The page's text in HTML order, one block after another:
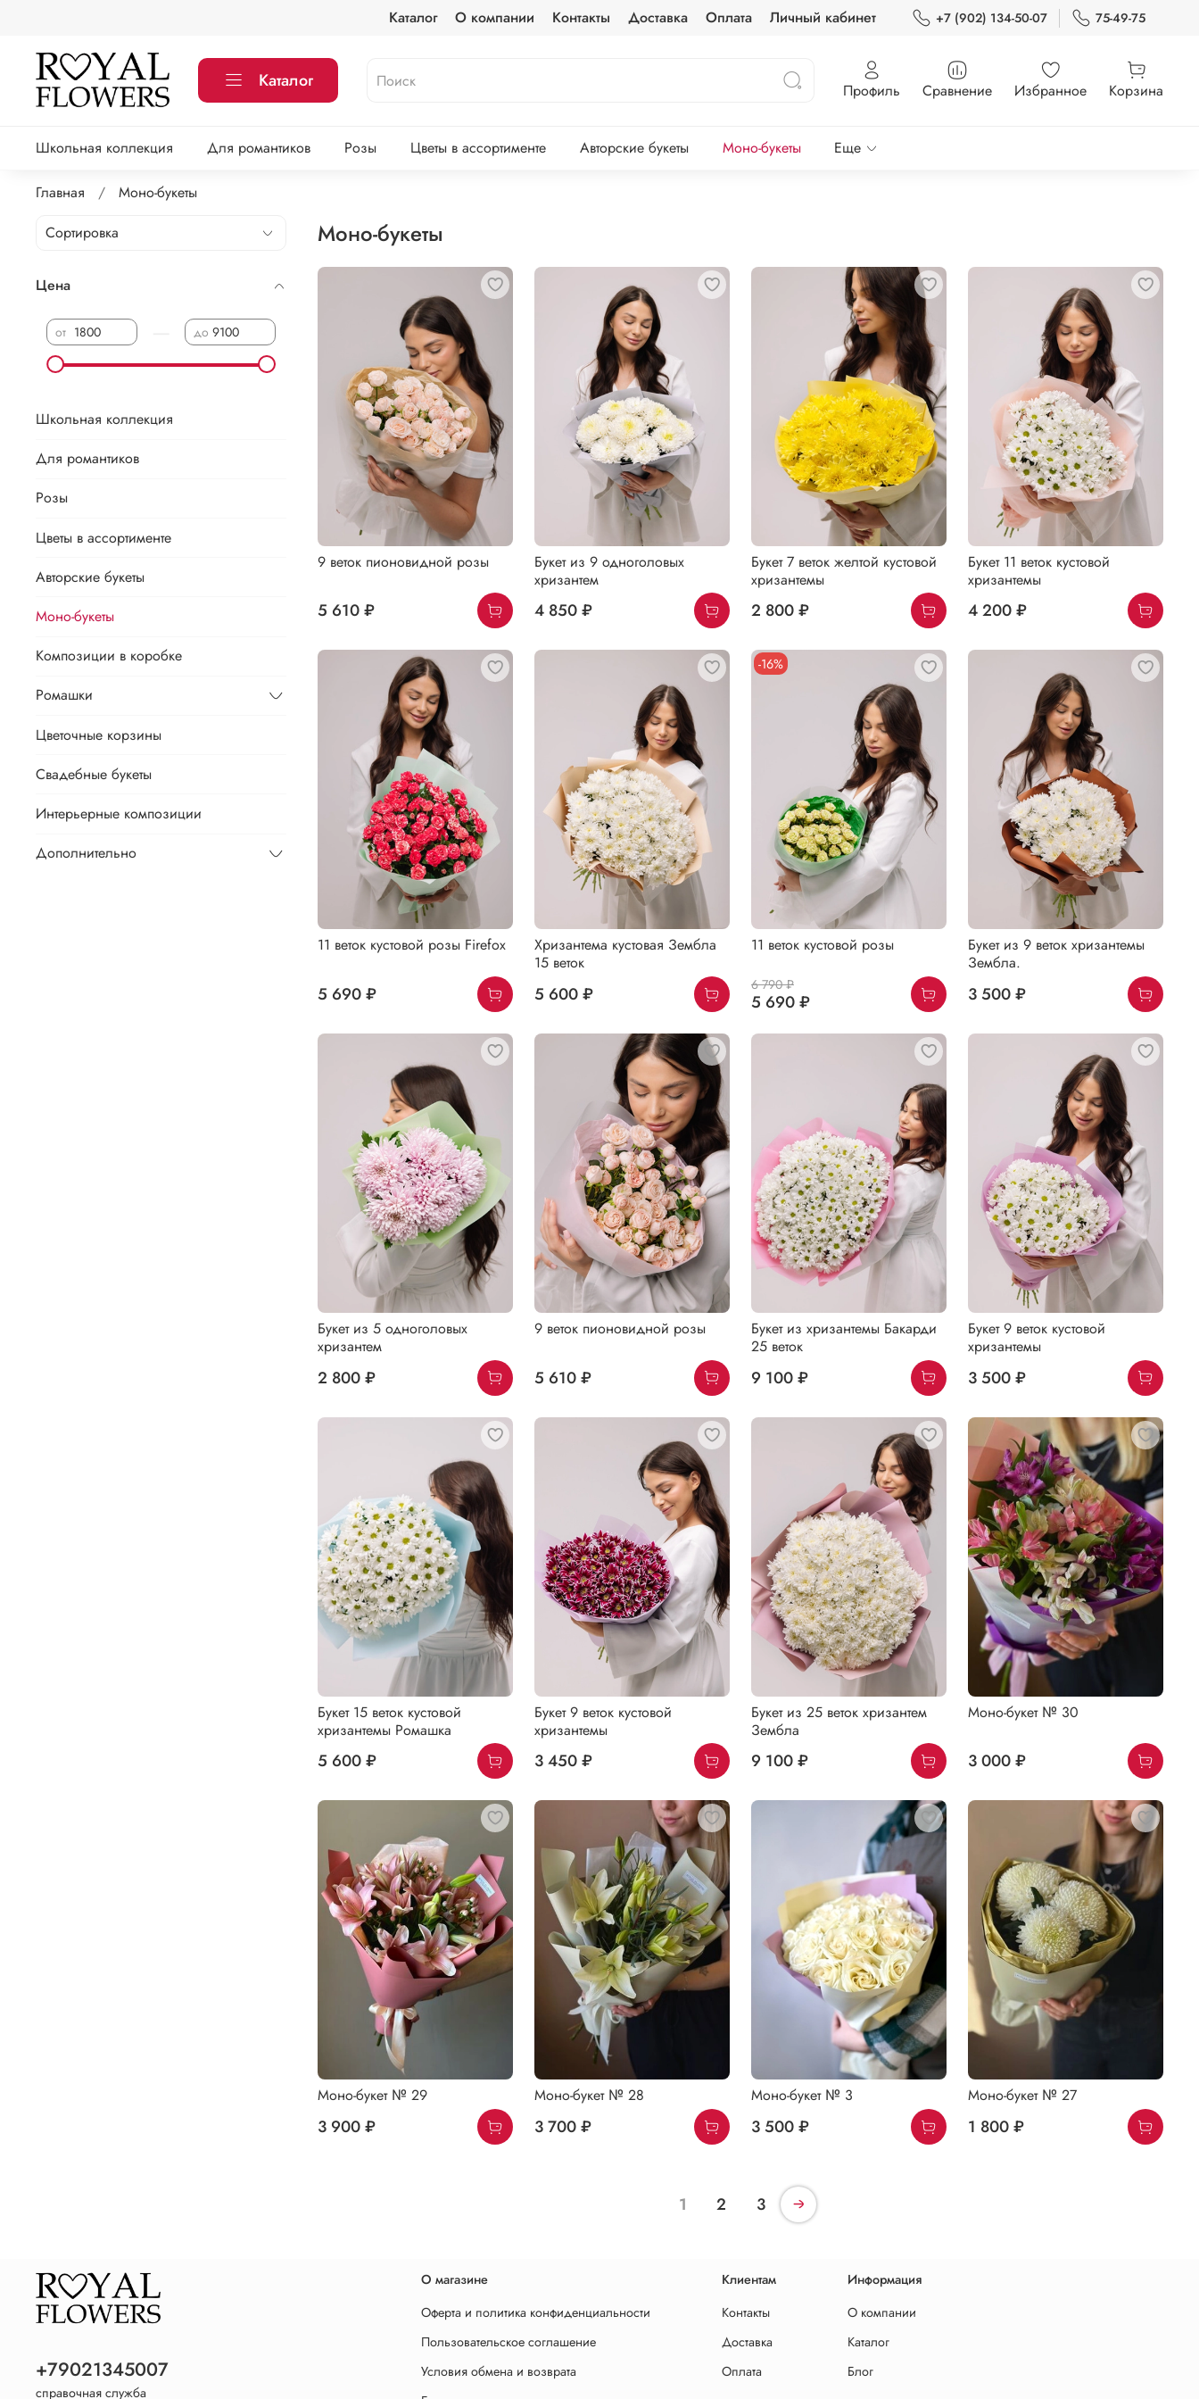
Каталог О компании Контакты Доставка Оплата Личный кабинет +7 (902) 134-50-07 75-49-75
Каталог Профиль Сравнение Избранное Корзина
Школьная коллекция Для романтиков Розы Цветы в ассортименте Авторские букеты Моно-букеты Еще
Главная Моно-букеты
Моно-букеты
9 веток пионовидной розы
5 610 ₽
Букет из 9 одноголовых
хризантем
4 850 ₽
Букет 7 веток желтой кустовой
хризантемы
2 800 ₽
Букет 11 веток кустовой
хризантемы
4 200 ₽
11 веток кустовой розы Firefox
5 690 ₽
Хризантема кустовая Зембла
15 веток
5 600 ₽
-16%
11 веток кустовой розы
6 790 ₽
5 690 ₽
Букет из 9 веток хризантемы
Зембла.
3 500 ₽
Букет из 5 одноголовых
хризантем
2 800 ₽
9 веток пионовидной розы
5 610 ₽
Букет из хризантемы Бакарди
25 веток
9 100 ₽
Букет 9 веток кустовой
хризантемы
3 500 ₽
Букет 15 веток кустовой
хризантемы Ромашка
5 600 ₽
Букет 9 веток кустовой
хризантемы
3 450 ₽
Букет из 25 веток хризантем
Зембла
9 100 ₽
Моно-букет № 30
3 000 ₽
Моно-букет № 29
3 900 ₽
Моно-букет № 28
3 700 ₽
Моно-букет № 3
3 500 ₽
Моно-букет № 27
1 800 ₽
1 2 3
Цена
от до
Школьная коллекция
Для романтиков
Розы
Цветы в ассортименте
Авторские букеты
Моно-букеты
Композиции в коробке
Ромашки
Цветочные корзины
Свадебные букеты
Интерьерные композиции
Дополнительно
О магазине
Оферта и политика конфиденциальности
Пользовательское соглашение
Условия обмена и возврата
Клиентам
Контакты
Доставка
Оплата
Информация
О компании
Каталог
Блог
+79021345007
справочная служба